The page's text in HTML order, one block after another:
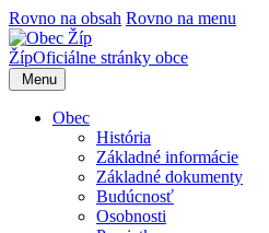
Rovno na obsah Rovno na menu
ŽípOficiálne stránky obce
Menu
Obec
História
Základné informácie
Základné dokumenty
Budúcnosť
Osobnosti